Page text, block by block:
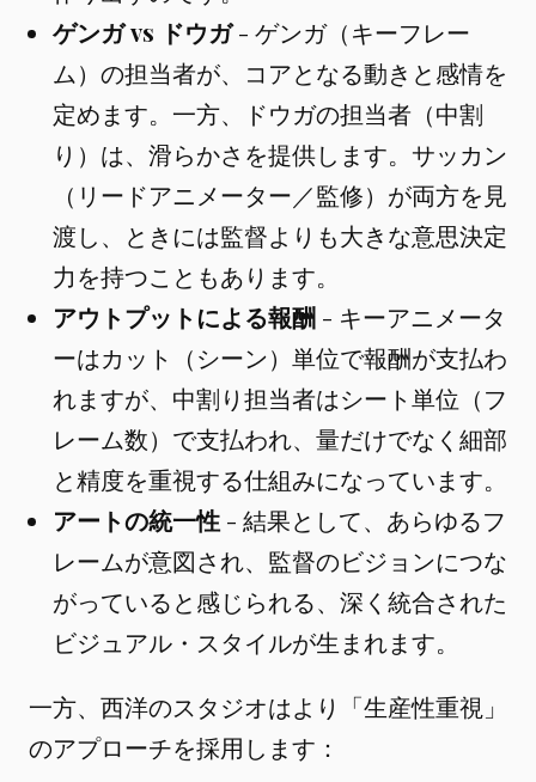
ゲンガ vs ドウガ- ゲンガ（キーフレー
ム）の担当者が、コアとなる動きと感情を
定めます。一方、ドウガの担当者（中割
り）は、滑らかさを提供します。サッカン
（リードアニメーター／監修）が両方を見
渡し、ときには監督よりも大きな意思決定
力を持つこともあります。
アウトプットによる報酬 - キーアニメータ
ーはカット（シーン）単位で報酬が支払わ
れますが、中割り担当者はシート単位（フ
レーム数）で支払われ、量だけでなく細部
と精度を重視する仕組みになっています。
アートの統一性 - 結果として、あらゆるフ
レームが意図され、監督のビジョンにつな
がっていると感じられる、深く統合された
ビジュアル・スタイルが生まれます。
一方、西洋のスタジオはより「生産性重視」
のアプローチを採用します：